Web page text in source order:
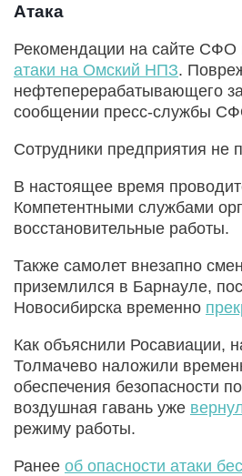
Атака
Рекомендации на сайте СФО
атаки на Омский НПЗ.
нефтеперерабатывающего
сообщении пресс-службы
Сотрудники предприятия не
В настоящее время
Компетентными службами
восстановительные работы.
Также самолет внезапно
приземлился в Барнауле,
Новосибирска временно
Как объяснили Росавиации,
Толмачево наложили
обеспечения безопасности
воздушная гавань уже
режиму работы.
Ранее об опасности атаки